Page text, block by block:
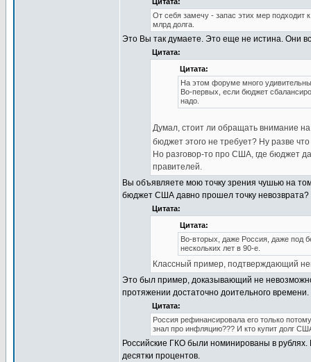
От себя замечу - запас этих мер подходит
млрд долга.
Это Вы так думаете. Это еще не истина. Они
Цитата:
Цитата:
На этом форуме много
Во-первых, если бюджет
надо.
Думал, стоит ли обращать внимание
бюджет этого не требует? Ну разве
Но разговор-то про США, где бюджет
правителей.
Вы объявляете мою точку зрения чушью на
бюджет США давно прошел точку невозврата?
Цитата:
Цитата:
Во-вторых, даже Россия, даже под
нескольких лет в 90-е.
Классный пример, подтверждающий
Это был пример, доказывающий не
протяжении достаточно доительного
Цитата:
Россия рефинансировала его только
знал про инфляцию??? И кто купит долг
Российские ГКО были номинированы в
десятки процентов.